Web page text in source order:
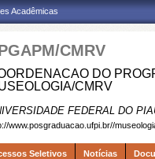
Acadêmicas
CMRV
DO
CMRV
FEDERAL DO
www.posgraduacao.ufpi.br//
Seletivos Notícias